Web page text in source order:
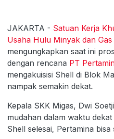
JAKARTA - Satuan Kerja
Usaha Hulu Minyak dan Gas
mengungkapkan saat ini
dengan rencana PT
mengakuisisi Shell di Blok
nampak semakin dekat.
Kepala SKK Migas, Dwi
mudahan dalam waktu
Shell selesai, Pertamina bisa